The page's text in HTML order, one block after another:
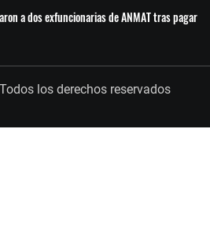
a dos exfuncionarias de ANMAT tras pagar
los derechos reservados